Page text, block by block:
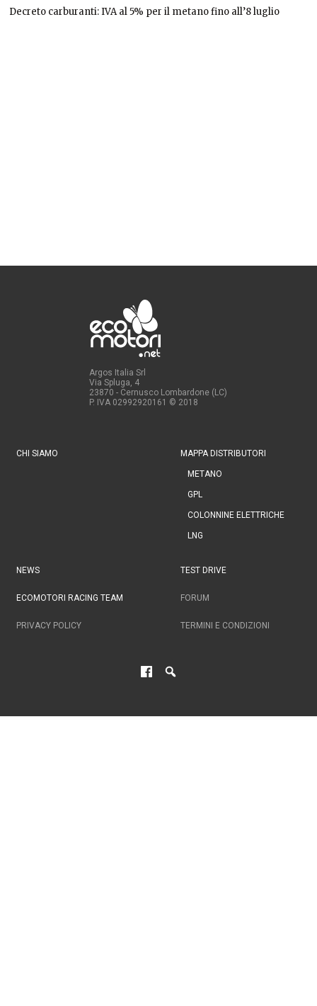
Decreto carburanti: IVA al 5% per il metano fino all’8 luglio
Argos Italia Srl
Via Spluga, 4
23870 - Cernusco Lombardone (LC)
P. IVA 02992920161 © 2018
CHI SIAMO MAPPA DISTRIBUTORI
METANO
GPL
COLONNINE ELETTRICHE
LNG
NEWS TEST DRIVE
ECOMOTORI RACING TEAM FORUM
PRIVACY POLICY TERMINI E CONDIZIONI